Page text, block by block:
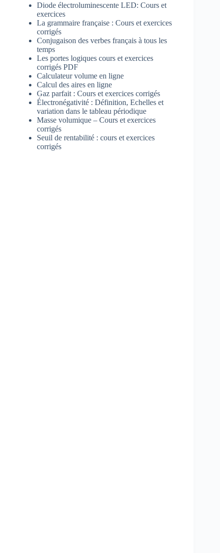
Diode électroluminescente LED: Cours et
exercices
La grammaire française : Cours et exercices
corrigés
Conjugaison des verbes français à tous les
temps
Les portes logiques cours et exercices
corrigés PDF
Calculateur volume en ligne
Calcul des aires en ligne
Gaz parfait : Cours et exercices corrigés
Électronégativité : Définition, Echelles et
variation dans le tableau périodique
Masse volumique – Cours et exercices
corrigés
Seuil de rentabilité : cours et exercices
corrigés